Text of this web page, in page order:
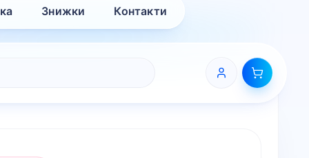
Знижки Контакти